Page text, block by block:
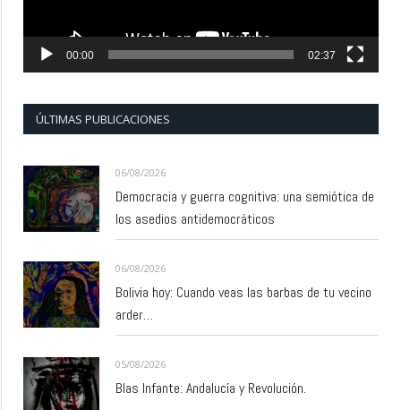
00:00 02:37
ÚLTIMAS PUBLICACIONES
06/08/2026
Democracia y guerra cognitiva: una semiótica de
los asedios antidemocráticos
06/08/2026
Bolivia hoy: Cuando veas las barbas de tu vecino
arder…
05/08/2026
Blas Infante: Andalucía y Revolución.